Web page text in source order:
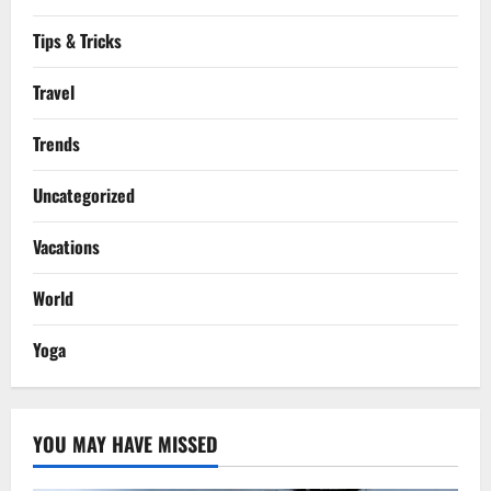
Tips & Tricks
Travel
Trends
Uncategorized
Vacations
World
Yoga
YOU MAY HAVE MISSED